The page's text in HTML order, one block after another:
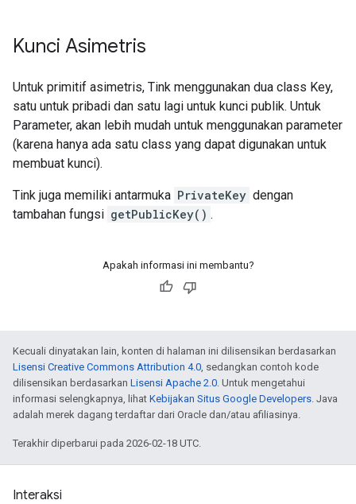
Kunci Asimetris
Untuk primitif asimetris, Tink menggunakan dua class Key,
satu untuk pribadi dan satu lagi untuk kunci publik. Untuk
Parameter, akan lebih mudah untuk menggunakan parameter
(karena hanya ada satu class yang dapat digunakan untuk
membuat kunci).
Tink juga memiliki antarmuka PrivateKey dengan
tambahan fungsi getPublicKey() .
Apakah informasi ini membantu?
Kecuali dinyatakan lain, konten di halaman ini dilisensikan berdasarkan
Lisensi Creative Commons Attribution 4.0, sedangkan contoh kode
dilisensikan berdasarkan Lisensi Apache 2.0. Untuk mengetahui
informasi selengkapnya, lihat Kebijakan Situs Google Developers. Java
adalah merek dagang terdaftar dari Oracle dan/atau afiliasinya.
Terakhir diperbarui pada 2026-02-18 UTC.
Interaksi